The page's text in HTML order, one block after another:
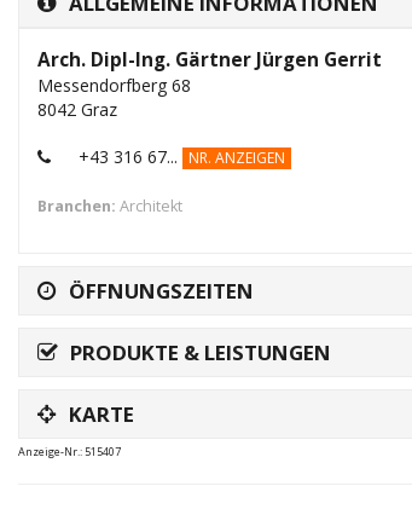
Arch. Dipl-Ing. Gärtner Jürgen Gerrit
Messendorfberg 68
8042 Graz
+43 316 67... NR. ANZEIGEN
Branchen: Architekt
ÖFFNUNGSZEITEN
PRODUKTE & LEISTUNGEN
KARTE
Anzeige-Nr.: 515407